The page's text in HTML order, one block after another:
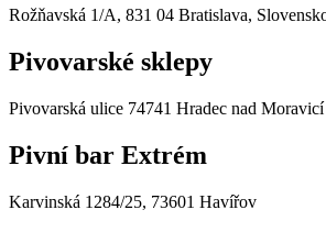
Rožňavská 1/A, 831 04 Bratislava,
Pivovarské sklepy
Pivovarská ulice 74741 Hradec nad Moravicí
Pivní bar Extrém
Karvinská 1284/25, 73601 Havířov